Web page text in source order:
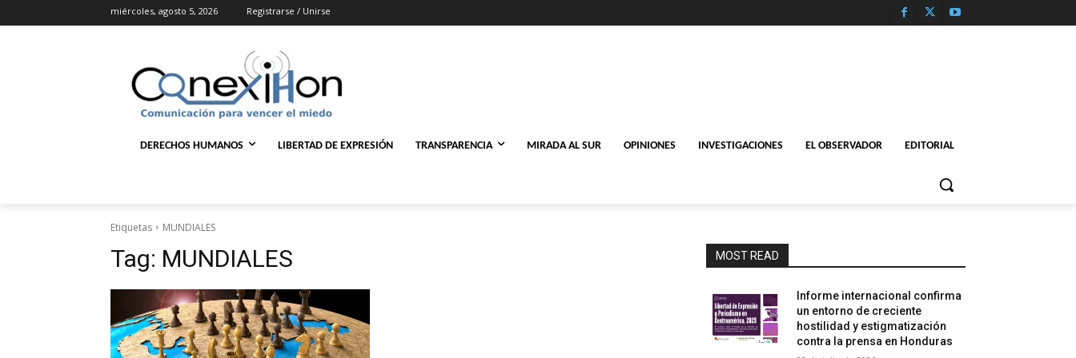
miércoles, agosto 5, 2026 Registrarse / Unirse
DERECHOS HUMANOS LIBERTAD DE EXPRESIÓN TRANSPARENCIA MIRADA AL SUR OPINIONES INVESTIGACIONES EL OBSERVADOR EDITORIAL
Etiquetas MUNDIALES
Tag: MUNDIALES MOST READ
Informe internacional confirma
un entorno de creciente
hostilidad y estigmatización
contra la prensa en Honduras